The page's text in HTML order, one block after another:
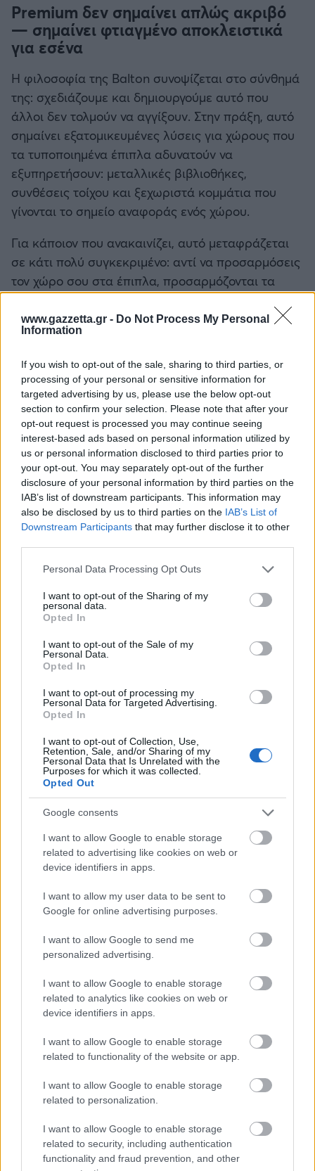
www.gazzetta.gr - Do Not Process My Personal
Information
If you wish to opt-out of the sale, sharing to third parties, or
processing of your personal or sensitive information for
targeted advertising by us, please use the below opt-out
section to confirm your selection. Please note that after your
opt-out request is processed you may continue seeing
interest-based ads based on personal information utilized by
us or personal information disclosed to third parties prior to
your opt-out. You may separately opt-out of the further
disclosure of your personal information by third parties on the
IAB’s list of downstream participants. This information may
also be disclosed by us to third parties on the IAB’s List of
Downstream Participants that may further disclose it to other
Please note that this website/app uses one or more Google
not limited to your visit or usage behaviour. You may click to
grant or deny consent to Google and its third-party tags to
use your data for below specified purposes in below Google
consent section.
Personal Data Processing Opt Outs
I want to opt-out of the Sharing of my
personal data.
Opted In
I want to opt-out of the Sale of my
Personal Data.
Opted In
I want to opt-out of processing my
Personal Data for Targeted Advertising.
Opted In
I want to opt-out of Collection, Use,
Retention, Sale, and/or Sharing of my
Personal Data that Is Unrelated with the
Purposes for which it was collected.
Opted Out
Google consents
I want to allow Google to enable storage
related to advertising like cookies on web or
device identifiers in apps.
I want to allow my user data to be sent to
Google for online advertising purposes.
I want to allow Google to send me
personalized advertising.
I want to allow Google to enable storage
related to analytics like cookies on web or
device identifiers in apps.
I want to allow Google to enable storage
related to functionality of the website or app.
I want to allow Google to enable storage
related to personalization.
I want to allow Google to enable storage
related to security, including authentication
functionality and fraud prevention, and other
Premium δεν σημαίνει απλώς ακριβό
— σημαίνει φτιαγμένο αποκλειστικά
για εσένα
Η φιλοσοφία της Balton συνοψίζεται στο σύνθημά
της: σχεδιάζουμε και δημιουργούμε αυτό που
άλλοι δεν τολμούν να αγγίξουν. Στην πράξη, αυτό
σημαίνει εξατομικευμένες λύσεις για χώρους που
τα τυποποιημένα έπιπλα αδυνατούν να
εξυπηρετήσουν: μεταλλικές βιβλιοθήκες,
συνθέσεις τοίχου και ξεχωριστά κομμάτια που
γίνονται το σημείο αναφοράς ενός χώρου.
Για κάποιον που ανακαινίζει, αυτό μεταφράζεται
σε κάτι πολύ συγκεκριμένο: αντί να προσαρμόσεις
τον χώρο σου στα έπιπλα, προσαρμόζονται τα
Συχνές ερωτήσεις για τον 3D
Πρέπει να έχω έτοιμη μελέτη αρχιτέκτονα για να
ξεκινήσω; Όχι απαραίτητα. Αρκεί η κάτοψη του
χώρου. Η ομάδα της Balton μπορεί να ξεκινήσει
τον σχεδιασμό από εκεί, είτε είσαι ιδιώτης είτε
συνεργάζεσαι ήδη με αρχιτέκτονα.
Μπορώ να δω το έπιπλο πριν το παραγγείλω; Ναι.
Αυτό είναι το βασικό πλεονέκτημα της
διαδικασίας: λαμβάνεις φωτορεαλιστικά 3D
renderings του χώρου σου πριν μπει σε παραγωγή
οτιδήποτε.
Σε τι διαφέρει ένα έπιπλο κατά παραγγελία από
ένα έτοιμο; Σχεδιάζεται στις ακριβείς διαστάσεις
και ανάγκες του χώρου σου, με υλικά και
φινίρισμα της επιλογής σου, αξιοποιώντας κάθε
τετραγωνικό αντί να αφήνει νεκρά κενά.
Παραδίδετε εκτός Αθήνας; Ναι. Η Balton
σχεδιάζει, παράγει και αποστέλλει παγκοσμίως,
ανεξάρτητα από την απόσταση.
συστήματα αποθήκευσης μέχρι κρεβάτια,
καναπέδες, πολυθρόνες, καρέκλες,
γραφείου, με δυνατότητα πλήρους εξατομίκευσης.
Το πρώτο βήμα κοστίζει μόνο μια
συζήτηση
Αν σχεδιάζεις την ανακαίνιση της κατοικίας σου
και θέλεις να τη δεις ολοκληρωμένη πριν πάρεις
την παραμικρή απόφαση, μπορείς νακλείσεις ένα